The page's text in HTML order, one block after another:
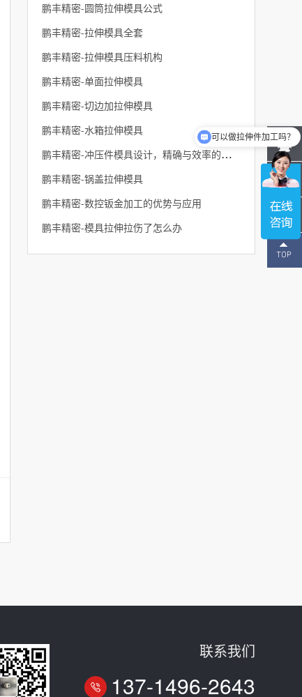
鹏丰精密-圆筒拉伸模具公式
鹏丰精密-拉伸模具全套
鹏丰精密-拉伸模具压料机构
鹏丰精密-单面拉伸模具
鹏丰精密-切边加拉伸模具
鹏丰精密-水箱拉伸模具
鹏丰精密-冲压件模具设计，精确与效率的结合
鹏丰精密-锅盖拉伸模具
鹏丰精密-数控钣金加工的优势与应用
鹏丰精密-模具拉伸拉伤了怎么办
联系我们
137-1496-2643
137-
可以做拉伸件加工吗？
可以做钣金机箱外壳吗？